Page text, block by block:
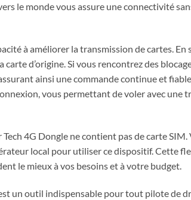
le monde vous assure une connectivité
à améliorer la transmission de cartes. En
carte d’origine. Si vous rencontrez des
ainsi une commande continue et
vous permettant de voler avec une
4G Dongle ne contient pas de carte SIM.
local pour utiliser ce dispositif. Cette
le mieux à vos besoins et à votre budget.
un outil indispensable pour tout pilote de